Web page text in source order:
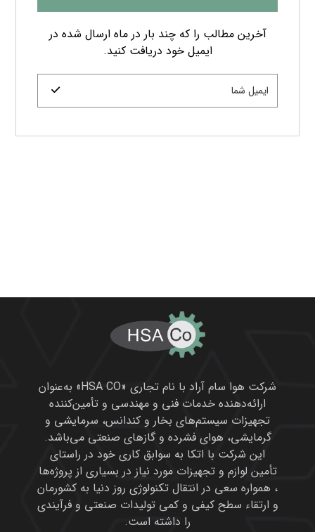
آخرین مطالب را که چند بار در ماه ارسال شده در
ایمیل خود دریافت کنید.
شرکت هوا سام آراد با نام تجاری «HSA CO» به‌عنوان
ارائه‌دهنده خدمات فنی و مهندسی و تأمین‌کننده
تجهیزات سیستم‌های بخار و کندانس، سرمایشی و
گرمایشی، هوای فشرده و گازهای صنعتی می‌باشد.
این شرکت با اتکا به سوابق کاری خود در راستای
تأمین لوازم و تجهیزات مورد نیاز در بسیاری از پروژه‌ها
، همواره سعی در انتقال تکنولوژی روز دنیا به کشورمان
و ارتقاء سطح کیفی و کمی تولیدات صنعتی و فرآیندی
را داشته است.